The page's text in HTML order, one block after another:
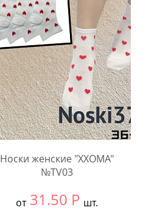
Носки женские "XXOMA"
№TV03
от 31.50 Р шт.